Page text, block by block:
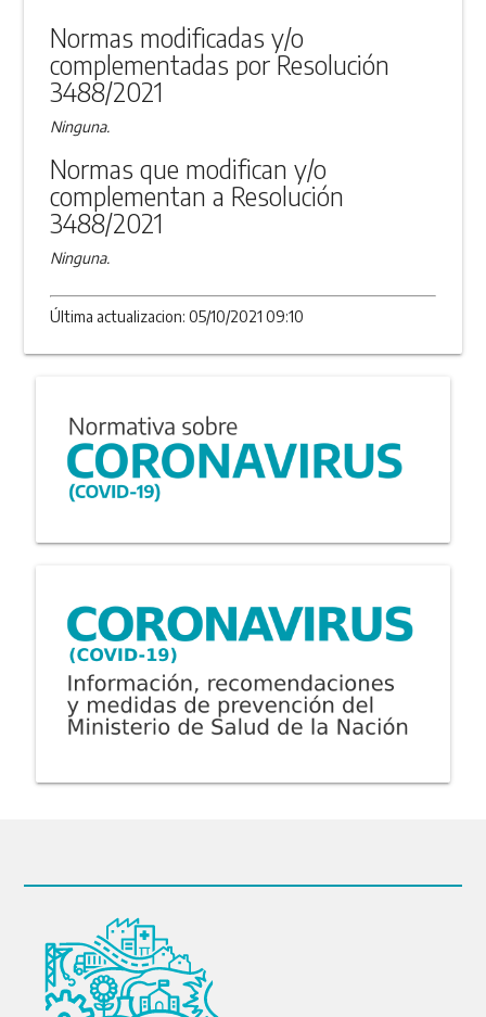
Normas modificadas y/o
complementadas por Resolución
3488/2021
Ninguna.
Normas que modifican y/o
complementan a Resolución
3488/2021
Ninguna.
Última actualizacion: 05/10/2021 09:10